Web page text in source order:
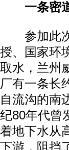
一条密
参加此次
授、国家环
取水，兰州
厂有一条长
自流沟的南
纪80年代曾
着地下水从
下游，阻挡